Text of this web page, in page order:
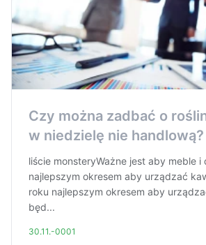
Czy można zadbać o
w niedzielę nie handlową?
liście monsteryWażne jest aby meble
najlepszym okresem aby urządzać
roku najlepszym okresem aby
będ...
30.11.-0001